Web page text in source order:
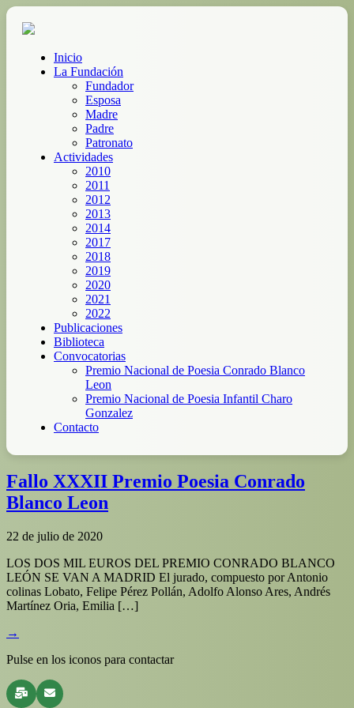
Inicio
La Fundación
Fundador
Esposa
Madre
Padre
Patronato
Actividades
2010
2011
2012
2013
2014
2017
2018
2019
2020
2021
2022
Publicaciones
Biblioteca
Convocatorias
Premio Nacional de Poesia Conrado Blanco
Leon
Premio Nacional de Poesia Infantil Charo
Gonzalez
Contacto
Fallo XXXII Premio Poesia Conrado
Blanco Leon
22 de julio de 2020
LOS DOS MIL EUROS DEL PREMIO CONRADO BLANCO
LEÓN SE VAN A MADRID El jurado, compuesto por Antonio
colinas Lobato, Felipe Pérez Pollán, Adolfo Alonso Ares, Andrés
Martínez Oria, Emilia […]
→
Pulse en los iconos para contactar